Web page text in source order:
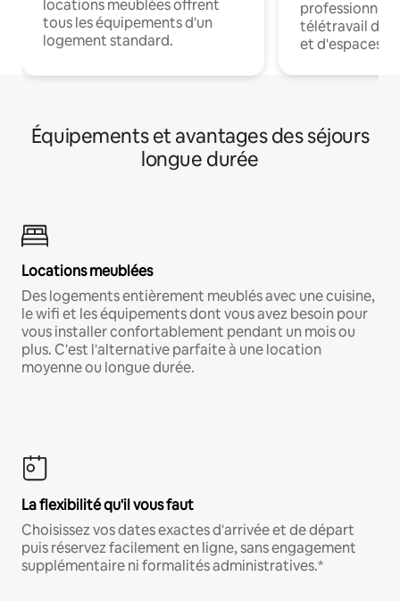
locations meublées offrent
tous les équipements d'un
logement standard.
professionnels
télétravail
et d'espaces
Équipements et avantages des séjours
longue durée
Locations meublées
Des logements entièrement meublés avec une cuisine,
le wifi et les équipements dont vous avez besoin pour
vous installer confortablement pendant un mois ou
plus. C'est l'alternative parfaite à une location
moyenne ou longue durée.
La flexibilité qu'il vous faut
Choisissez vos dates exactes d'arrivée et de départ
puis réservez facilement en ligne, sans engagement
supplémentaire ni formalités administratives.*